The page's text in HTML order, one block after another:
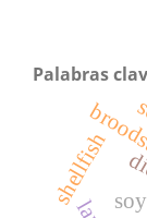
Palabras
shellfish